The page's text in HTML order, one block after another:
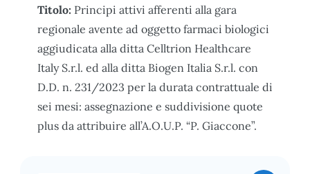
Titolo: Principi attivi afferenti alla gara
regionale avente ad oggetto farmaci biologici
aggiudicata alla ditta Celltrion Healthcare
Italy S.r.l. ed alla ditta Biogen Italia S.r.l. con
D.D. n. 231/2023 per la durata contrattuale di
sei mesi: assegnazione e suddivisione quote
plus da attribuire all’A.O.U.P. “P. Giaccone”.